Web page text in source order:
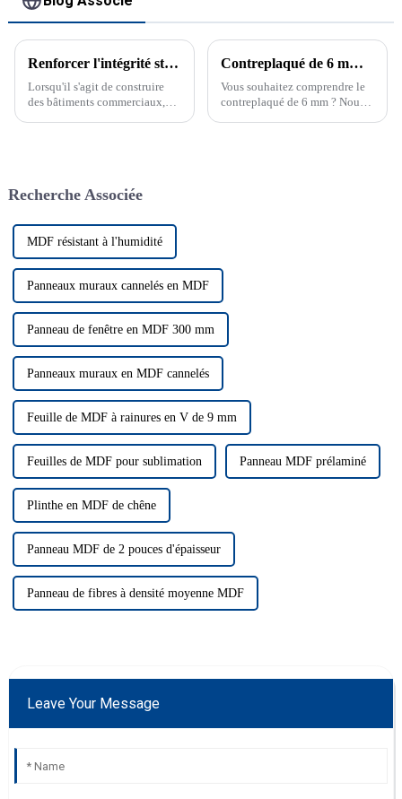
Renforcer l'intégrité structurelle : Panneau OSB pour bâtiments commerciaux
Lorsqu'il s'agit de construire
des bâtiments commerciaux,
Contreplaqué de 6 mm : la comparaison ultime du contreplaqué de 1/4 po, du contreplaqué de 1 4 po et du contreplaqué de 1/4 po
Vous souhaitez comprendre le
contreplaqué de 6 mm ? Nous
un contreplaqué de 1/4 po qui
Recherche Associée
MDF résistant à l'humidité
Panneaux muraux cannelés en MDF
Panneau de fenêtre en MDF 300 mm
Panneaux muraux en MDF cannelés
Feuille de MDF à rainures en V de 9 mm
Feuilles de MDF pour sublimation Panneau MDF prélaminé
Plinthe en MDF de chêne
Panneau MDF de 2 pouces d'épaisseur
Panneau de fibres à densité moyenne MDF
Leave Your Message